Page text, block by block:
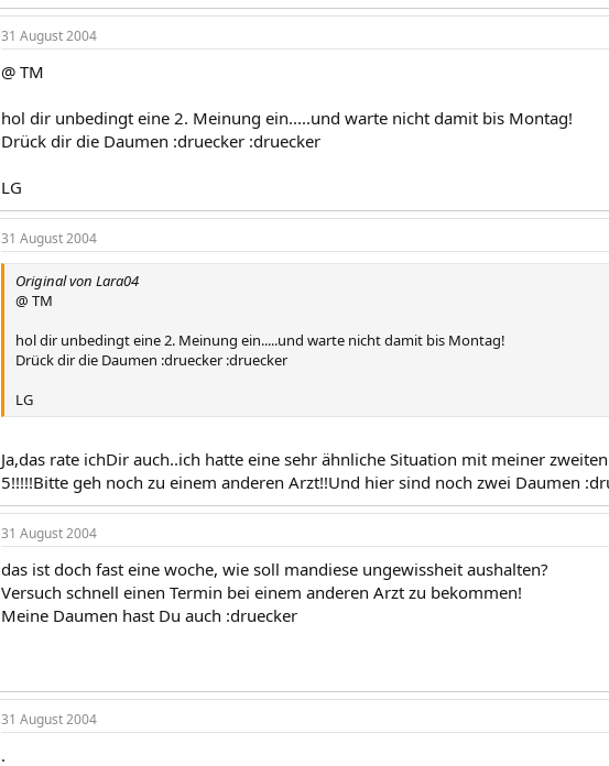
31 August 2004
@ TM
hol dir unbedingt eine 2. Meinung ein.....und warte nicht damit bis Montag!
Drück dir die Daumen :druecker :druecker
LG
31 August 2004
Original von Lara04
@ TM
hol dir unbedingt eine 2. Meinung ein.....und warte nicht damit bis Montag!
Drück dir die Daumen :druecker :druecker
LG
Ja,das rate ichDir auch..ich hatte eine sehr ähnliche Situation mit meiner
5!!!!!Bitte geh noch zu einem anderen Arzt!!Und hier sind noch zwei Daumen
31 August 2004
das ist doch fast eine woche, wie soll mandiese ungewissheit aushalten?
Versuch schnell einen Termin bei einem anderen Arzt zu bekommen!
Meine Daumen hast Du auch :druecker
31 August 2004
.